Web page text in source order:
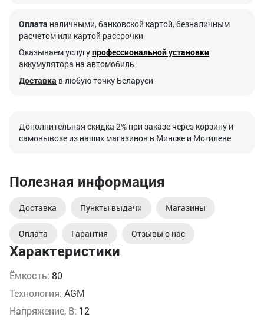
Характеристики
Ёмкость: 80
Технология: AGM
Напряжение, В: 12
Оплата наличными, банковской картой, безналичным
расчетом или картой рассрочки
Оказываем услугупрофессиональной установки
аккумулятора на автомобиль
Доставка в любую точку Беларуси
Дополнительная скидка 2% при заказе через корзину и
самовывозе из наших магазинов в Минске и Могилеве
Полезная информация
Доставка Пункты выдачи Магазины
Оплата Гарантия Отзывы о нас